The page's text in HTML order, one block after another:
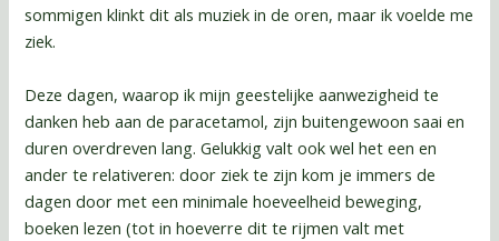
sommigen klinkt dit als muziek in de oren, maar ik voelde me
ziek.
Deze dagen, waarop ik mijn geestelijke aanwezigheid te
danken heb aan de paracetamol, zijn buitengewoon saai en
duren overdreven lang. Gelukkig valt ook wel het een en
ander te relativeren: door ziek te zijn kom je immers de
dagen door met een minimale hoeveelheid beweging,
boeken lezen (tot in hoeverre dit te rijmen valt met